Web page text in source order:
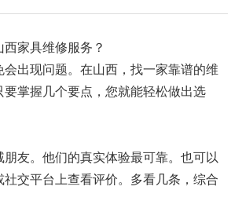
家具维修服务？
出现问题。在山西，找一家靠谱的维
掌握几个要点，您就能轻松做出选
友。他们的真实体验最可靠。也可以
交平台上查看评价。多看几条，综合